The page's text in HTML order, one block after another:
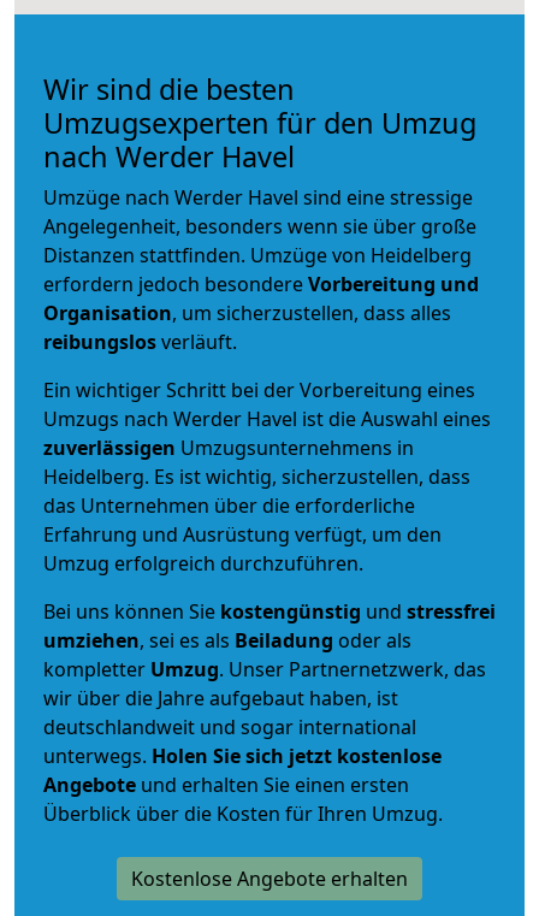
Wir sind die besten
Umzugsexperten für den Umzug
nach Werder Havel
Umzüge nach Werder Havel sind eine stressige
Angelegenheit, besonders wenn sie über große
Distanzen stattfinden. Umzüge von Heidelberg
erfordern jedoch besondereVorbereitung und
Organisation, um sicherzustellen, dass alles
reibungslosverläuft.
Ein wichtiger Schritt bei der Vorbereitung eines
Umzugs nach Werder Havel ist die Auswahl eines
zuverlässigen Umzugsunternehmens in
Heidelberg. Es ist wichtig, sicherzustellen, dass
das Unternehmen über die erforderliche
Erfahrung und Ausrüstung verfügt, um den
Umzug erfolgreich durchzuführen.
Bei uns können Sie kostengünstig und stressfrei
umziehen, sei es als Beiladung oder als
kompletter Umzug. Unser Partnernetzwerk, das
wir über die Jahre aufgebaut haben, ist
deutschlandweit und sogar international
unterwegs. Holen Sie sich jetzt kostenlose
Angebote und erhalten Sie einen ersten
Überblick über die Kosten für Ihren Umzug.
Kostenlose Angebote erhalten